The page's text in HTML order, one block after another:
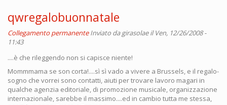
qwregalobuonnatale
Collegamento permanente Inviato dagirasolaeil Ven, 12/26/2008 -
11:43
....è che rileggendo non si capisce niente!
Mommmama se son corta!....sì sì vado a vivere a Brussels, e il regalo-
sogno che vorrei sono contatti, aiuti per trovare lavoro magari in
qualche agenzia editoriale, di promozione musicale, organizzazione
internazionale, sarebbe il massimo....ed in cambio tutta me stessa,